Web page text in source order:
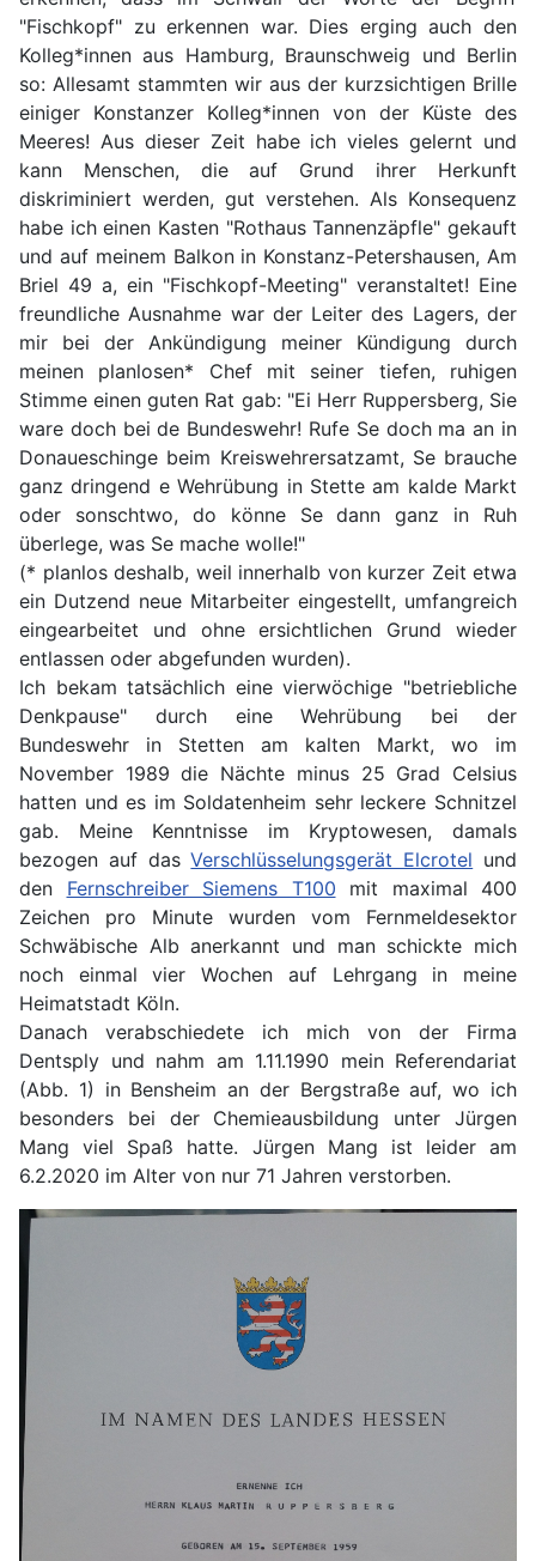
"Fischkopf" zu erkennen war. Dies erging auch den
Kolleg*innen aus Hamburg, Braunschweig und Berlin
so: Allesamt stammten wir aus der kurzsichtigen Brille
einiger Konstanzer Kolleg*innen von der Küste des
Meeres! Aus dieser Zeit habe ich vieles gelernt und
kann Menschen, die auf Grund ihrer Herkunft
diskriminiert werden, gut verstehen. Als Konsequenz
habe ich einen Kasten "Rothaus Tannenzäpfle" gekauft
und auf meinem Balkon in Konstanz-Petershausen, Am
Briel 49 a, ein "Fischkopf-Meeting" veranstaltet! Eine
freundliche Ausnahme war der Leiter des Lagers, der
mir bei der Ankündigung meiner Kündigung durch
meinen planlosen* Chef mit seiner tiefen, ruhigen
Stimme einen guten Rat gab: "Ei Herr Ruppersberg, Sie
ware doch bei de Bundeswehr! Rufe Se doch ma an in
Donaueschinge beim Kreiswehrersatzamt, Se brauche
ganz dringend e Wehrübung in Stette am kalde Markt
oder sonschtwo, do könne Se dann ganz in Ruh
überlege, was Se mache wolle!"
(* planlos deshalb, weil innerhalb von kurzer Zeit etwa
ein Dutzend neue Mitarbeiter eingestellt, umfangreich
eingearbeitet und ohne ersichtlichen Grund wieder
entlassen oder abgefunden wurden).
Ich bekam tatsächlich eine vierwöchige "betriebliche
Denkpause" durch eine Wehrübung bei der
Bundeswehr in Stetten am kalten Markt, wo im
November 1989 die Nächte minus 25 Grad Celsius
hatten und es im Soldatenheim sehr leckere Schnitzel
gab. Meine Kenntnisse im Kryptowesen, damals
bezogen auf dasVerschlüsselungsgerät Elcrotel und
den Fernschreiber Siemens T100 mit maximal 400
Zeichen pro Minute wurden vom Fernmeldesektor
Schwäbische Alb anerkannt und man schickte mich
noch einmal vier Wochen auf Lehrgang in meine
Heimatstadt Köln.
Danach verabschiedete ich mich von der Firma
Dentsply und nahm am 1.11.1990 mein Referendariat
(Abb. 1) in Bensheim an der Bergstraße auf, wo ich
besonders bei der Chemieausbildung unter Jürgen
Mang viel Spaß hatte. Jürgen Mang ist leider am
6.2.2020 im Alter von nur 71 Jahren verstorben.